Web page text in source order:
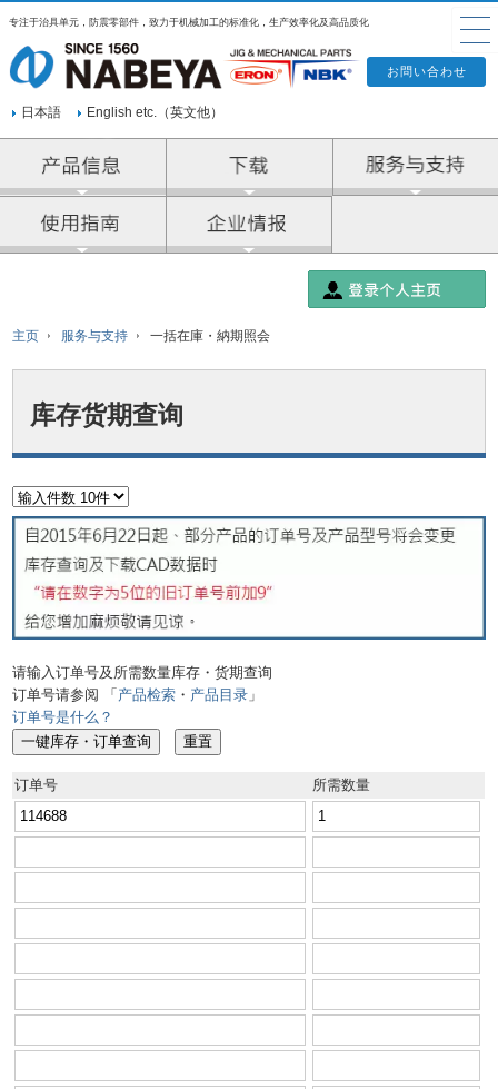
专注于治具单元，防震零部件，致力于机械加工的标准化，生产效率化及高品质化
日本語 English etc.（英文他）
主页 服务与支持 一括在庫・納期照会
库存货期查询
请输入订单号及所需数量库存・货期查询
订单号请参阅 「 产品检索 ・ 产品目录 」
订单号是什么？
订单号 所需数量